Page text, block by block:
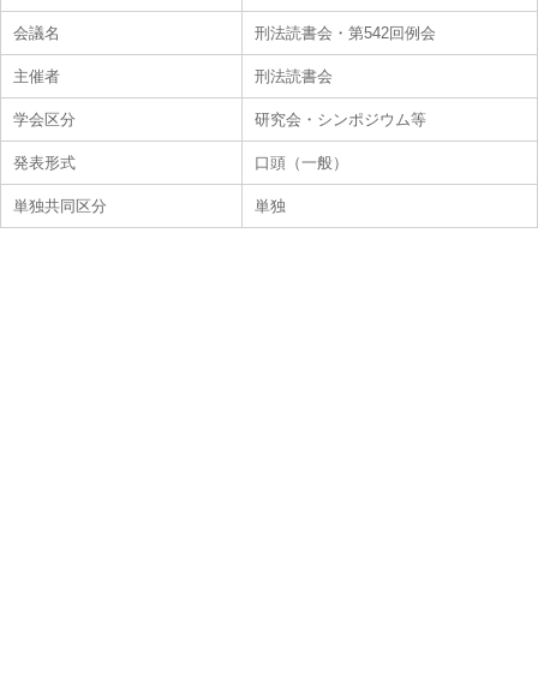
会議名 刑法読書会・第542回例会
主催者 刑法読書会
学会区分 研究会・シンポジウム等
発表形式 口頭（一般）
単独共同区分 単独